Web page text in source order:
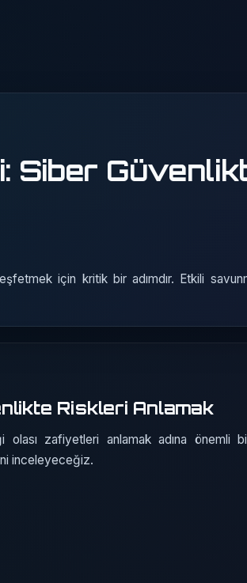
Siber
için kritik bir adımdır. Etkili
Riskleri Anlamak
olası zafiyetleri anlamak adına önemli
inceleyeceğiz.